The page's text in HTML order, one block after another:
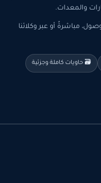
والمعدات.
مباشرةً أو عبر وكلائنا
🗃️ حاويات كاملة وجزئية